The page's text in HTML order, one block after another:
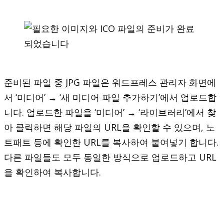
준비된 파일 중 JPG 파일은 워드프레스 관리자 화면에
서 ‘미디어’ → ‘새 미디어 파일 추가하기’에서 업로드합
니다. 업로드한 파일을 ‘미디어’ → ‘라이브러리’에서 찾
아 클릭하면 해당 파일의 URL을 확인할 수 있으며, 노
트패트 등에 확인한 URL를 복사하여 붙여넣기 합니다.
다른 파일들도 모두 동일한 방식으로 업로드하고 URL
을 확인하여 복사합니다.